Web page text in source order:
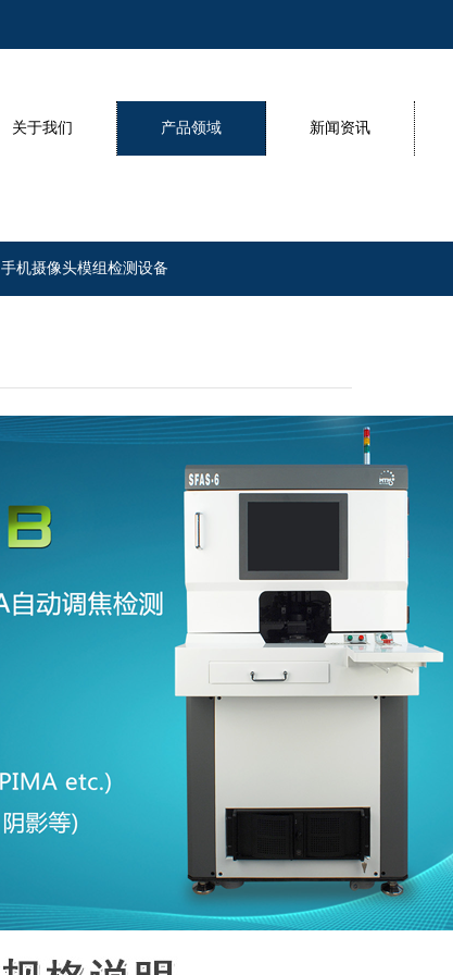
关于我们 产品领域 新闻资讯
手机摄像头模组检测设备